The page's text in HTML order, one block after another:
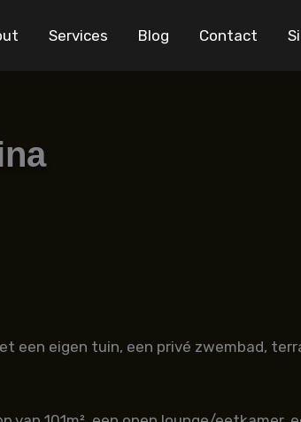
Services Blog Contact
een eigen tuin, een privé zwembad,